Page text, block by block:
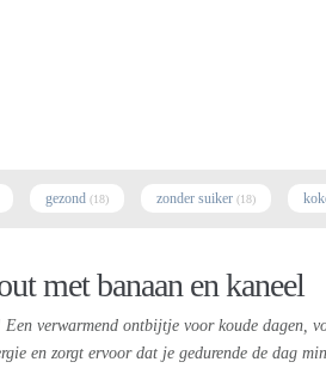
gezond (18) zonder suiker (18)
met banaan en kaneel
verwarmend ontbijtje voor koude dagen,
en zorgt ervoor dat je gedurende de dag